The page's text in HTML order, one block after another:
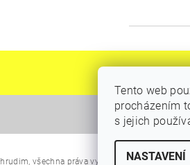
všechna práva vyhrazenaUpravit
Tento web
procházením
s jejich
NASTAVENÍ